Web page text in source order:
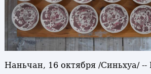
Наньчан, 16 октября /Синьхуа/ --